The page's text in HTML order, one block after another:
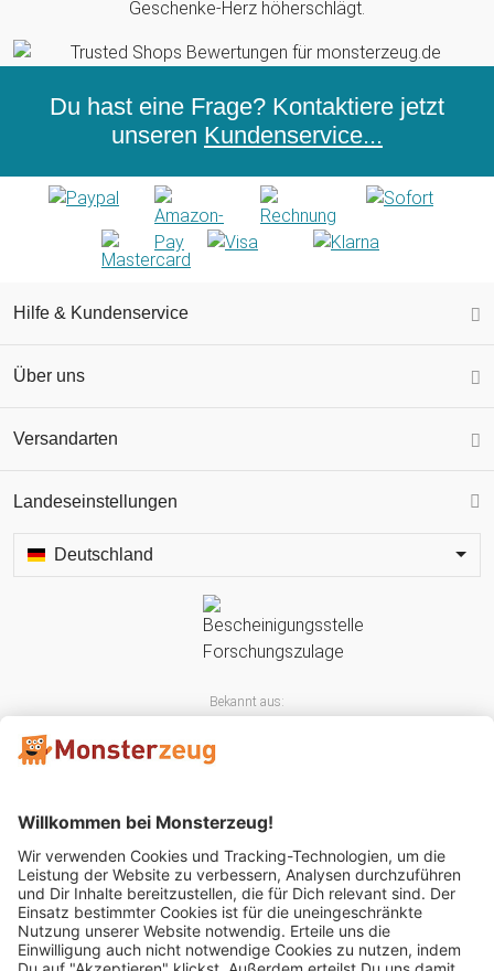
Geschenke-Herz höherschlägt.
Du hast eine Frage? Kontaktiere jetzt
unseren Kundenservice...
Hilfe & Kundenservice
Über uns
Versandarten
Landeseinstellungen
Deutschland
Bekannt aus:
Mitglied im: